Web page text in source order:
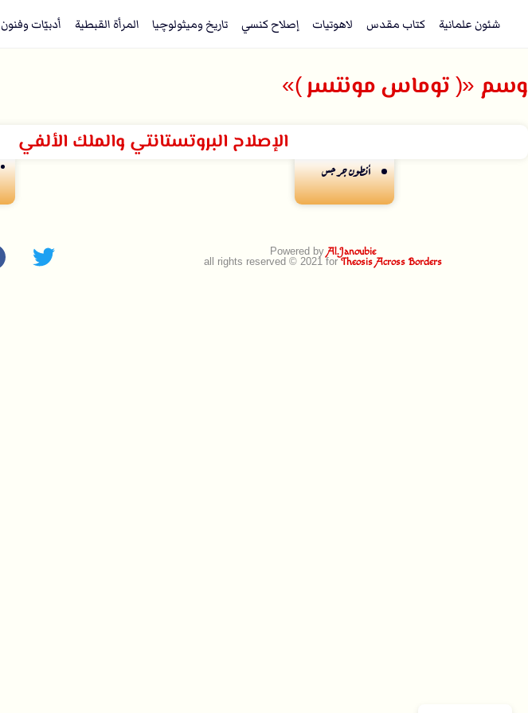
شئون علمانية كتاب مقدس لاهوتيات إصلاح كنسي تاريخ وميثولوچيا المرأة القبطية أدبيّات وفنون
وسم «( توماس مونتسر )»
الإصلاح البروتستانتي والملك الألفي
أنطون جرجس
Powered by Al.Janoubie
all rights reserved © 2021 forTheosis Across Borders